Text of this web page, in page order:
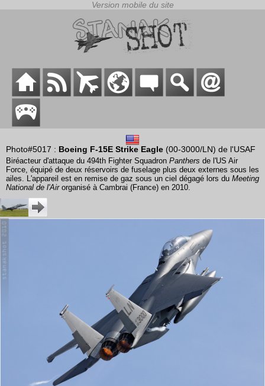
Photo#5017 : Boeing F-15E Strike Eagle (00-3000/LN) de l'USAF
Biréacteur d'attaque du 494th Fighter Squadron Panthers de l'US Air
Force, équipé de deux réservoirs de fuselage plus deux externes sous les
ailes. L'appareil est en remise de gaz sous un ciel dégagé lors du Meeting
National de l'Airorganisé à Cambrai (France) en 2010.